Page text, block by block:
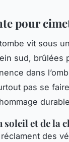
pour
vit sous
sud, brûlées
dans
pas se
soleil et de la
des